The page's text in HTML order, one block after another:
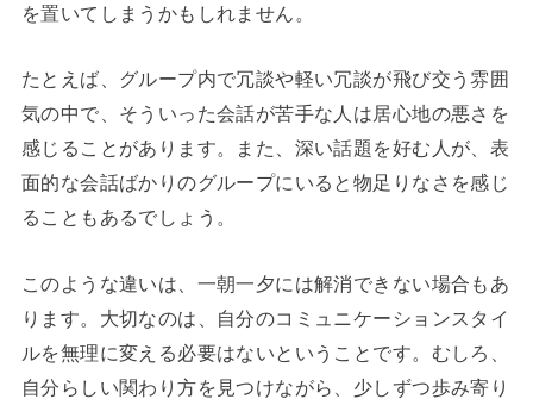
を置いてしまうかもしれません。
たとえば、グループ内で冗談や軽い冗談が飛び交う雰囲
気の中で、そういった会話が苦手な人は居心地の悪さを
感じることがあります。また、深い話題を好む人が、表
面的な会話ばかりのグループにいると物足りなさを感じ
ることもあるでしょう。
このような違いは、一朝一夕には解消できない場合もあ
ります。大切なのは、自分のコミュニケーションスタイ
ルを無理に変える必要はないということです。むしろ、
自分らしい関わり方を見つけながら、少しずつ歩み寄り